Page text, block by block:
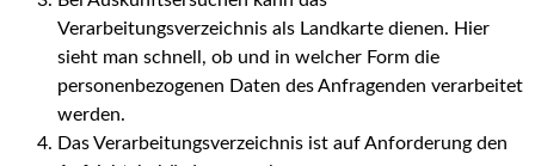
Verarbeitungsverzeichnis als Landkarte dienen. Hier
sieht man schnell, ob und in welcher Form die
personenbezogenen Daten des Anfragenden verarbeitet
werden.
Das Verarbeitungsverzeichnis ist auf Anforderung den